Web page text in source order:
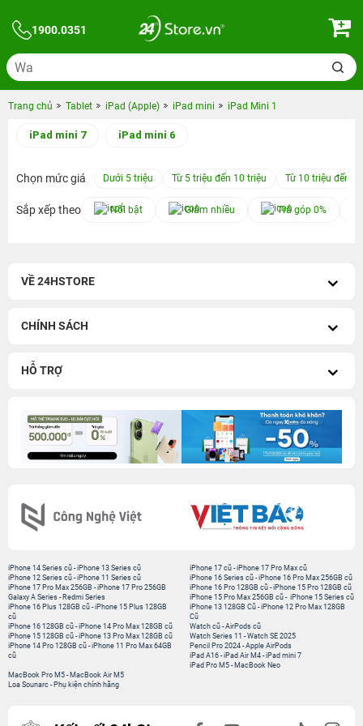
1900.0351
Trang chủ Tablet iPad (Apple) iPad mini iPad Mini 1
iPad mini 7 iPad mini 6
Chọn mức giá Dưới 5 triệu Từ 5 triệu đến 10 triệu Từ 10 triệu đến
Sắp xếp theo Nổi bật Giảm nhiều Trả góp 0%
VỀ 24HSTORE
CHÍNH SÁCH
HỖ TRỢ
iPhone 14 Series cũ -iPhone 13 Series cũ
iPhone 12 Series cũ -iPhone 11 Series cũ
iPhone 17 Pro Max 256GB -iPhone 17 Pro 256GB
Galaxy A Series - Redmi Series
iPhone 17 cũ -iPhone 17 Pro Max cũ
iPhone 16 Series cũ - iPhone 16 Pro Max 256GB cũ
iPhone 16 Pro 128GB cũ -iPhone 15 Pro 128GB cũ
iPhone 15 Pro Max 256GB cũ - iPhone 15 Series cũ
iPhone 16 Plus 128GB cũ -iPhone 15 Plus 128GB
cũ
iPhone 16 128GB cũ -iPhone 14 Pro Max 128GB cũ
iPhone 15 128GB cũ -iPhone 13 Pro Max 128GB cũ
iPhone 14 Pro 128GB cũ -iPhone 11 Pro Max 64GB
cũ
iPhone 13 128GB Cũ -iPhone 12 Pro Max 128GB
Cũ
Watch cũ -AirPods cũ
Watch Series 11 -Watch SE 2025
Pencil Pro 2024 -Apple AirPods
iPad A16 -iPad Air M4 -iPad mini 7
iPad Pro M5 - MacBook Neo
MacBook Pro M5 - MacBook Air M5
Loa Sounarc - Phụ kiện chính hãng